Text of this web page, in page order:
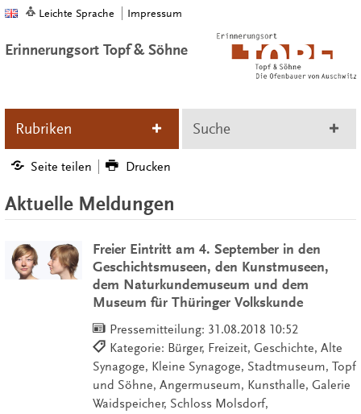
Leichte Sprache Impressum
Erinnerungsort Topf & Söhne
Rubriken Suche
Seite teilen Drucken
Aktuelle Meldungen
Freier Eintritt am 4. September in den
Geschichtsmuseen, den Kunstmuseen,
dem Naturkundemuseum und dem
Museum für Thüringer Volkskunde
Pressemitteilung: 31.08.2018 10:52
Kategorie: Bürger, Freizeit, Geschichte, Alte
Synagoge, Kleine Synagoge, Stadtmuseum, Topf
und Söhne, Angermuseum, Kunsthalle, Galerie
Waidspeicher, Schloss Molsdorf,